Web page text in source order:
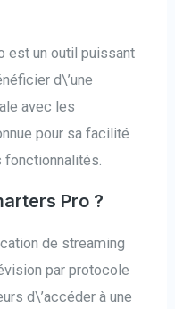
est un outil puissant
d\’une
avec les
pour sa facilité
fonctionnalités.
Pro ?
de streaming
par protocole
d\’accéder à une